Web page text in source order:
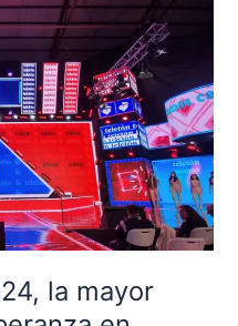
la mayor